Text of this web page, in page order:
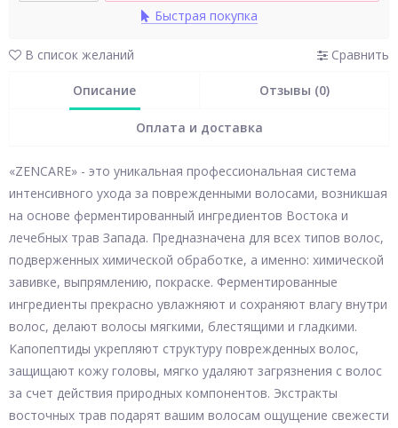
Быстрая покупка
В список желаний Сравнить
Описание Отзывы (0)
Оплата и доставка
«ZENCARE» - это уникальная профессиональная система
интенсивного ухода за поврежденными волосами, возникшая
на основе ферментированный ингредиентов Востока и
лечебных трав Запада. Предназначена для всех типов волос,
подверженных химической обработке, а именно: химической
завивке, выпрямлению, покраске. Ферментированные
ингредиенты прекрасно увлажняют и сохраняют влагу внутри
волос, делают волосы мягкими, блестящими и гладкими.
Капопептиды укрепляют структуру поврежденных волос,
защищают кожу головы, мягко удаляют загрязнения с волос
за счет действия природных компонентов. Экстракты
восточных трав подарят вашим волосам ощущение свежести